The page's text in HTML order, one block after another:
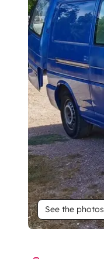
See the photos